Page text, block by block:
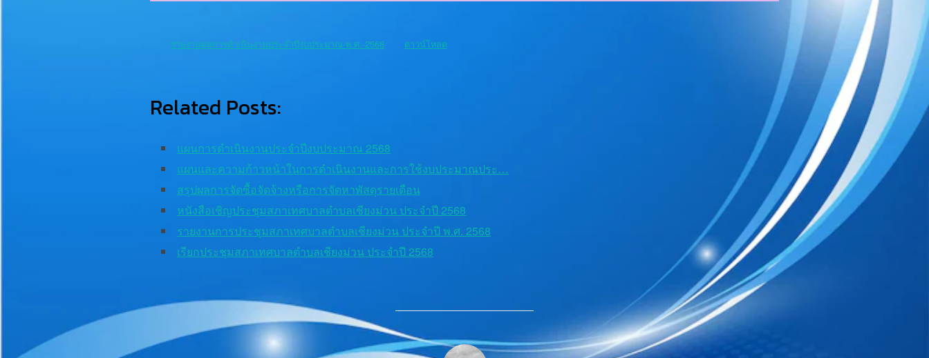
รายงานผลการดำเนินงานประจำปีงบประมาณ-พ.ศ.-2568 ดาวน์โหลด
Related Posts:
แผนการดำเนินงานประจำปีงบประมาณ 2568
แผนและความก้าวหน้าในการดำเนินงานและการใช้งบประมาณประ…
สรุปผลการจัดซื้อจัดจ้างหรือการจัดหาพัสดุรายเดือน
หนังสือเชิญประชุมสภาเทศบาลตำบลเชียงม่วน ประจำปี 2568
รายงานการประชุมสภาเทศบาลตำบลเชียงม่วน ประจำปี พ.ศ. 2568
เรียกประชุมสภาเทศบาลตำบลเชียงม่วน ประจำปี 2568
POST AUTHOR